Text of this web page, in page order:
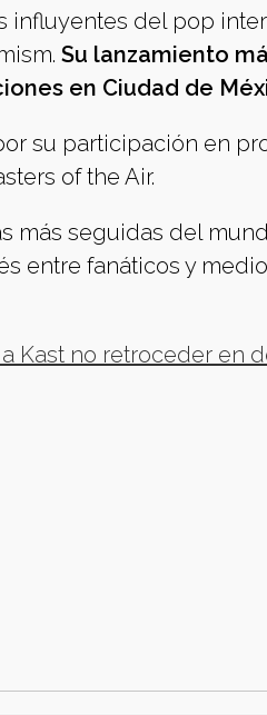
influyentes del pop
Su lanzamiento
en Ciudad de
su participación en
of the Air.
más seguidas del
entre fanáticos y
Kast no retroceder en